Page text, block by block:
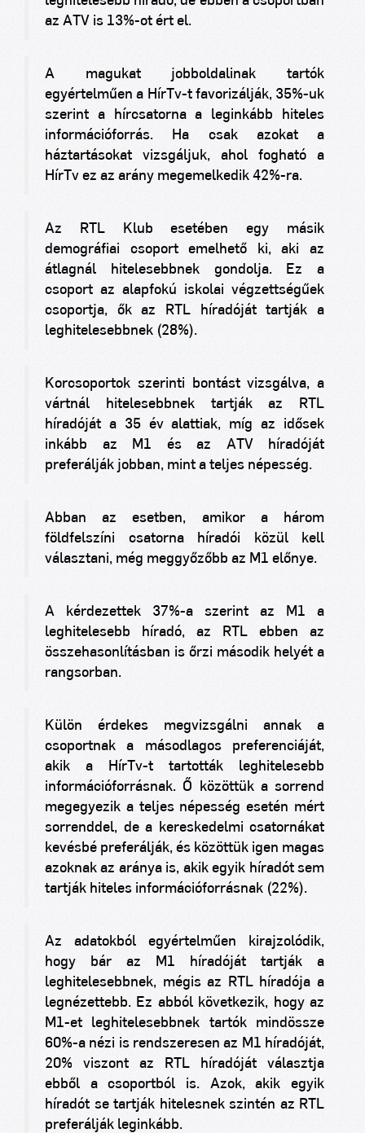
az ATV is 13%-ot ért el.
A magukat jobboldalinak tartók
egyértelműen a HírTv-t favorizálják, 35%-uk
szerint a hírcsatorna a leginkább hiteles
információforrás. Ha csak azokat a
háztartásokat vizsgáljuk, ahol fogható a
HírTv ez az arány megemelkedik 42%-ra.
Az RTL Klub esetében egy másik
demográfiai csoport emelhető ki, aki az
átlagnál hitelesebbnek gondolja. Ez a
csoport az alapfokú iskolai végzettségűek
csoportja, ők az RTL híradóját tartják a
leghitelesebbnek (28%).
Korcsoportok szerinti bontást vizsgálva, a
vártnál hitelesebbnek tartják az RTL
híradóját a 35 év alattiak, míg az idősek
inkább az M1 és az ATV híradóját
preferálják jobban, mint a teljes népesség.
Abban az esetben, amikor a három
földfelszíni csatorna híradói közül kell
választani, még meggyőzőbb az M1 előnye.
A kérdezettek 37%-a szerint az M1 a
leghitelesebb híradó, az RTL ebben az
összehasonlításban is őrzi második helyét a
rangsorban.
Külön érdekes megvizsgálni annak a
csoportnak a másodlagos preferenciáját,
akik a HírTv-t tartották leghitelesebb
információforrásnak. Ő közöttük a sorrend
megegyezik a teljes népesség esetén mért
sorrenddel, de a kereskedelmi csatornákat
kevésbé preferálják, és közöttük igen magas
azoknak az aránya is, akik egyik híradót sem
tartják hiteles információforrásnak (22%).
Az adatokból egyértelműen kirajzolódik,
hogy bár az M1 híradóját tartják a
leghitelesebbnek, mégis az RTL híradója a
legnézettebb. Ez abból következik, hogy az
M1-et leghitelesebbnek tartók mindössze
60%-a nézi is rendszeresen az M1 híradóját,
20% viszont az RTL híradóját választja
ebből a csoportból is. Azok, akik egyik
híradót se tartják hitelesnek szintén az RTL
preferálják leginkább.